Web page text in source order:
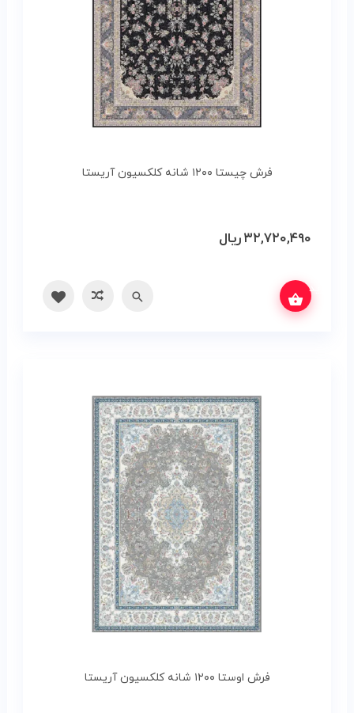
فرش چیستا ۱۲۰۰ شانه کلکسیون آریستا
۳۲,۷۲۰,۴۹۰ریال
مقایسه بگیرید
فرش اوستا ۱۲۰۰ شانه کلکسیون آریستا